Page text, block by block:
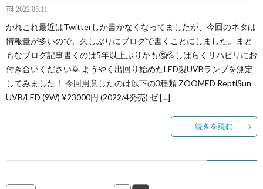
2022.05.11
かれこれ最近はTwitterしか書かなくなってましたが、今回のネタは
情報量が多いので、久しぶりにブログで書くことにしました。まと
もなブログ記事書くのは5年以上ぶりかも🤔💦しばらくリハビリにお
付き合いください🙇 ようやく出回り始めたLED製UVBランプを測定
してみました！ 今回用意したのは以下の3種類 ZOOMED ReptiSun
UVB/LED (9W) ¥23000円 (2022/4発売) ゼ […]
続きを読む